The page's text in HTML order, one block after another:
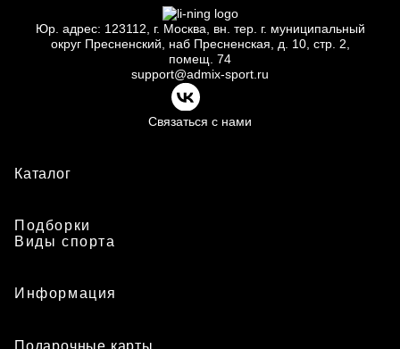
Юр. адрес: 123112, г. Москва, вн. тер. г. муниципальный
округ Пресненский, наб Пресненская, д. 10, стр. 2,
помещ. 74
support@admix-sport.ru
Связаться с нами
Каталог
Подборки
Виды спорта
Информация